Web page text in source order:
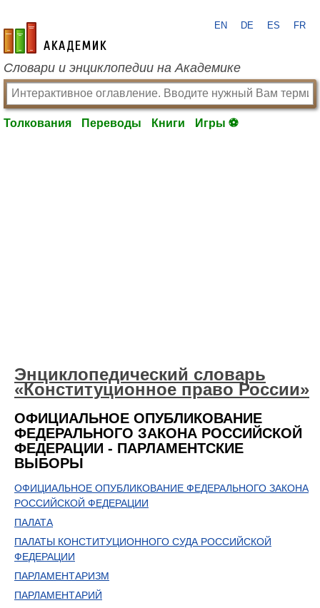
academic.ru
EN DE ES FR
Словари и энциклопедии на Академике
Толкования Переводы Книги Игры ⚽
Энциклопедический словарь
«Конституционное право России»
ОФИЦИАЛЬНОЕ ОПУБЛИКОВАНИЕ
ФЕДЕРАЛЬНОГО ЗАКОНА РОССИЙСКОЙ
ФЕДЕРАЦИИ - ПАРЛАМЕНТСКИЕ
ВЫБОРЫ
ОФИЦИАЛЬНОЕ ОПУБЛИКОВАНИЕ ФЕДЕРАЛЬНОГО ЗАКОНА
РОССИЙСКОЙ ФЕДЕРАЦИИ
ПАЛАТА
ПАЛАТЫ КОНСТИТУЦИОННОГО СУДА РОССИЙСКОЙ
ФЕДЕРАЦИИ
ПАРЛАМЕНТАРИЗМ
ПАРЛАМЕНТАРИЙ